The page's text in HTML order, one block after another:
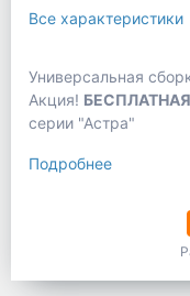
Все характеристики
Универсальная
Акция! БЕСПЛАТНАЯ
серии "Астра"
Подробнее